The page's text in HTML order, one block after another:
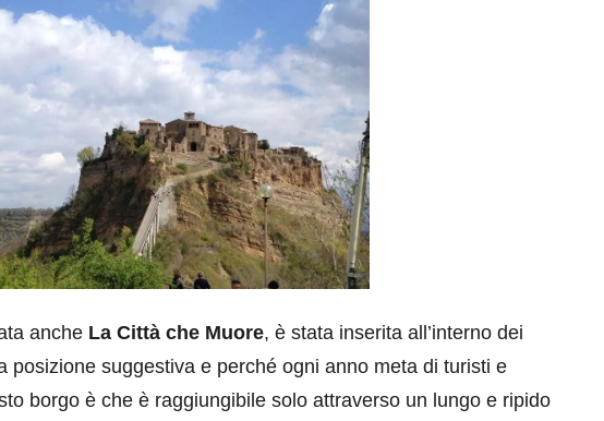
anche La Città che Muore, è stata inserita all’interno dei
posizione suggestiva e perché ogni anno meta di turisti e
borgo è che è raggiungibile solo attraverso un lungo e ripido